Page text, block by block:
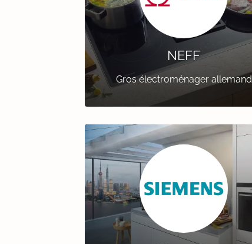
NEFF
Gros électroménager allemand